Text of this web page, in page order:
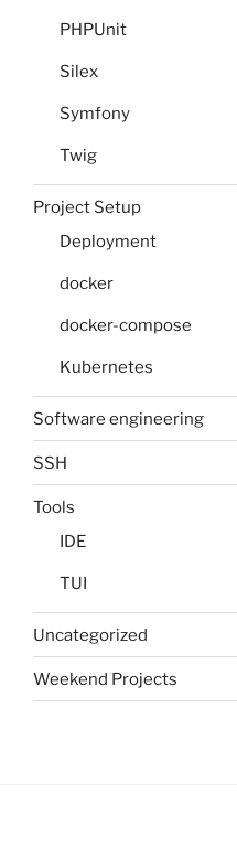
PHPUnit
Silex
Symfony
Twig
Project Setup
Deployment
docker
docker-compose
Kubernetes
Software engineering
SSH
Tools
IDE
TUI
Uncategorized
Weekend Projects